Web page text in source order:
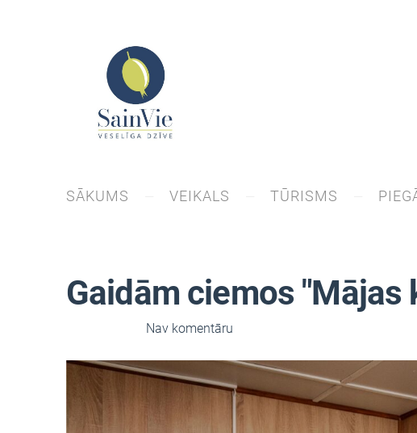
SĀKUMS VEIKALS TŪRISMS
Gaidām ciemos
Nav komentāru